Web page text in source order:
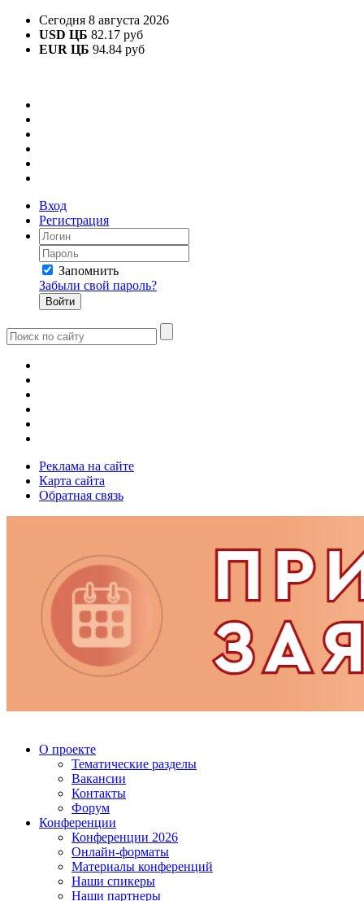
Сегодня 8 августа 2026
USD ЦБ 82.17 руб
EUR ЦБ 94.84 руб
Вход
Регистрация
Запомнить
Забыли свой пароль?
Реклама на сайте
Карта сайта
Обратная связь
О проекте
Тематические разделы
Вакансии
Контакты
Форум
Конференции
Конференции 2026
Онлайн-форматы
Материалы конференций
Наши спикеры
Наши партнеры